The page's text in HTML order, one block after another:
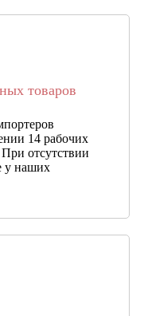
товаров
14 рабочих
отсутствии
у наших